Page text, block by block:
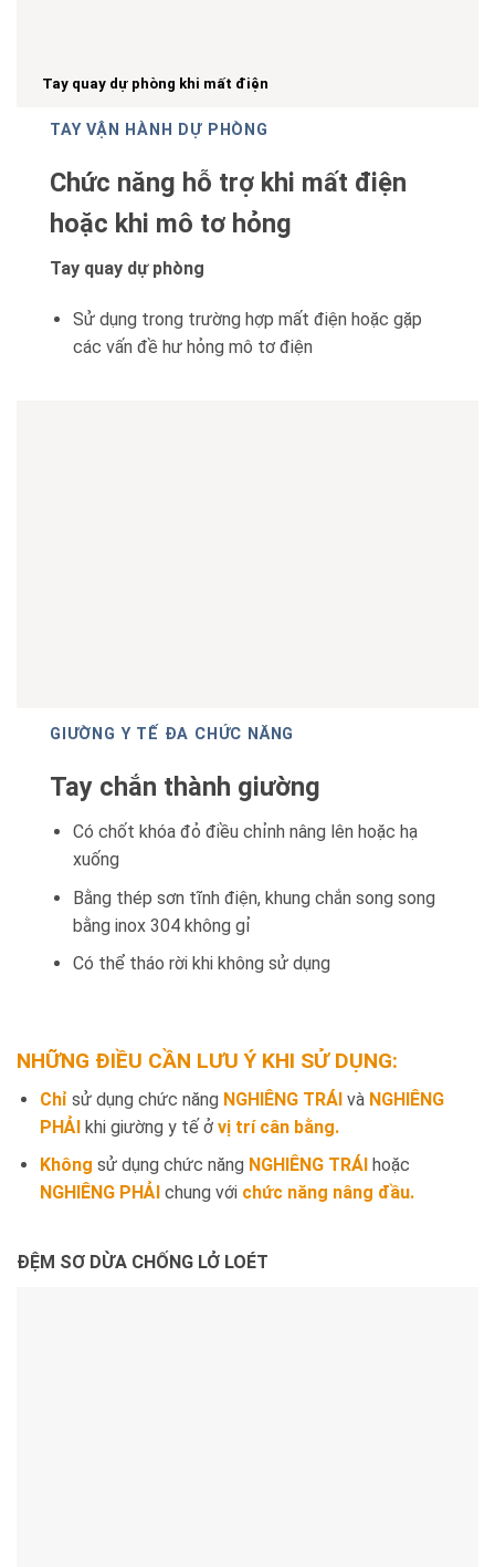
Tay quay dự phòng khi mất điện
TAY VẬN HÀNH DỰ PHÒNG
Chức năng hỗ trợ khi mất điện
hoặc khi mô tơ hỏng
Tay quay dự phòng
Sử dụng trong trường hợp mất điện hoặc gặp
các vấn đề hư hỏng mô tơ điện
GIƯỜNG Y TẾ ĐA CHỨC NĂNG
Tay chắn thành giường
Có chốt khóa đỏ điều chỉnh nâng lên hoặc hạ
xuống
Bằng thép sơn tĩnh điện, khung chắn song song
bằng inox 304 không gỉ
Có thể tháo rời khi không sử dụng
NHỮNG ĐIỀU CẦN LƯU Ý KHI SỬ DỤNG:
Chỉ sử dụng chức năng NGHIÊNG TRÁIvà NGHIÊNG
PHẢIkhi giường y tế ở vị trí cân bằng.
Không sử dụng chức năng NGHIÊNG TRÁIhoặc
NGHIÊNG PHẢI chung với chức năng nâng đầu.
ĐỆM SƠ DỪA CHỐNG LỞ LOÉT